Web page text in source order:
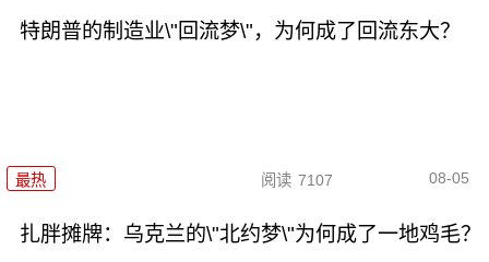
特朗普的制造业\"回流梦\"，为何成了回流东大？
最热 阅读 7107 08-05
扎胖摊牌：乌克兰的\"北约梦\"为何成了一地鸡毛？